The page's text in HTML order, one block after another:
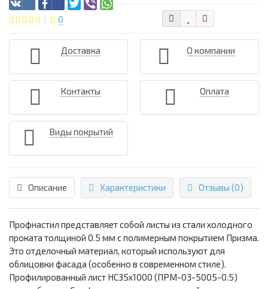
0
Доставка О компании
Контакты Оплата
Виды покрытий
Описание Характеристики Отзывы (0)
Профнастил представляет собой листы из стали холодного
проката толщиной 0.5 мм с полимерным покрытием Призма.
Это отделочный материал, который используют для
облицовки фасада (особенно в современном стиле).
Профилированный лист НС35х1000 (ПРМ-03-5005-0.5)